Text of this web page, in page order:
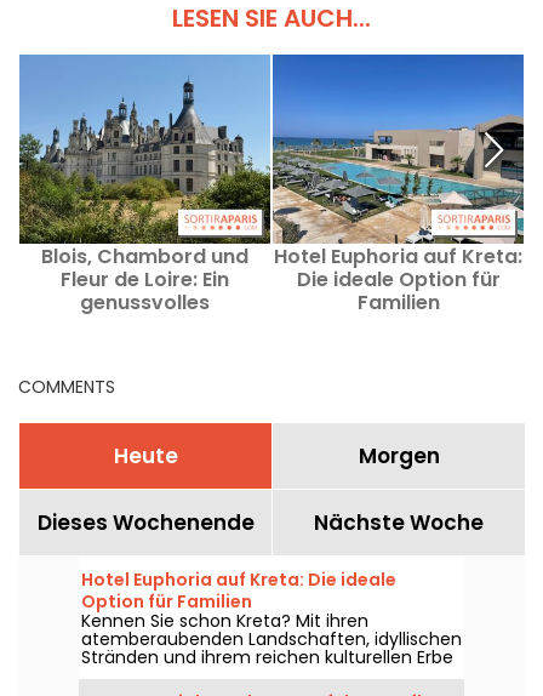
LESEN SIE AUCH...
Blois, Chambord und
Fleur de Loire: Ein
genussvolles
Hotel Euphoria auf Kreta:
Die ideale Option für
Familien
COMMENTS
Heute Morgen
Dieses Wochenende Nächste Woche
Hotel Euphoria auf Kreta: Die ideale
Option für Familien
Kennen Sie schon Kreta? Mit ihren
atemberaubenden Landschaften, idyllischen
Stränden und ihrem reichen kulturellen Erbe
ist die Insel ein beliebtes Ziel für Reisende,